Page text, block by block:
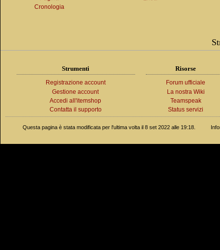
Cronologia
Strumenti
Registrazione account
Gestione account
Accedi all'itemshop
Contatta il supporto
Risorse
Forum ufficiale
La nostra Wiki
Teamspeak
Status servizi
Questa pagina è stata modificata per l'ultima volta il 8 set 2022 alle 19:18.